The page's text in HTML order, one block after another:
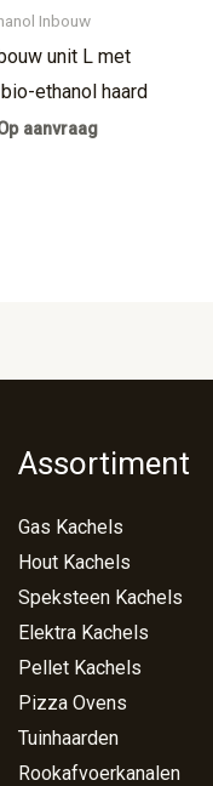
Inbouw
unit L met
ethanol haard
aanvraag
Assortiment
Gas Kachels
Hout Kachels
Speksteen Kachels
Elektra Kachels
Pellet Kachels
Pizza Ovens
Tuinhaarden
Rookafvoerkanalen